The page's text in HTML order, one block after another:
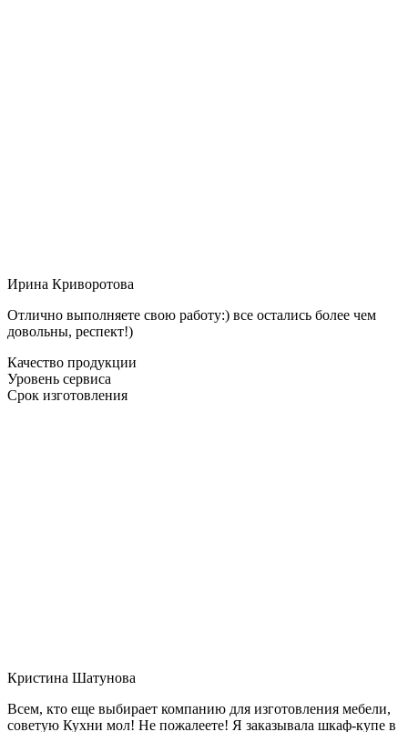
Ирина Криворотова
Отлично выполняете свою работу:) все остались более чем
довольны, респект!)
Качество продукции
Уровень сервиса
Срок изготовления
Кристина Шатунова
Всем, кто еще выбирает компанию для изготовления мебели,
советую Кухни мол! Не пожалеете! Я заказывала шкаф-купе в